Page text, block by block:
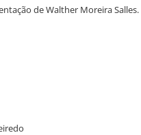
de Walther Moreira